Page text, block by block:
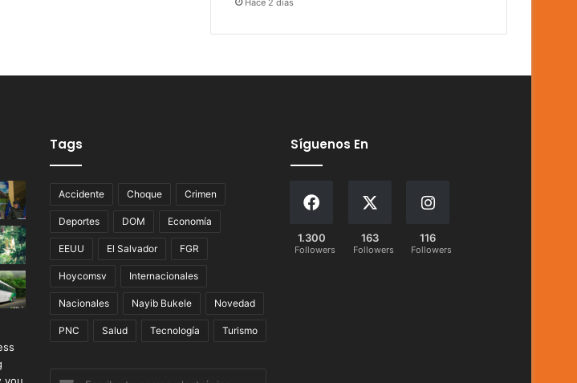
Hace 2 días
Tags
Accidente Choque Crimen
Deportes DOM Economía
EEUU El Salvador FGR
Hoycomsv Internacionales
Nacionales Nayib Bukele Novedad
PNC Salud Tecnología Turismo
Síguenos En
1.300
Followers
163
Followers
116
Followers